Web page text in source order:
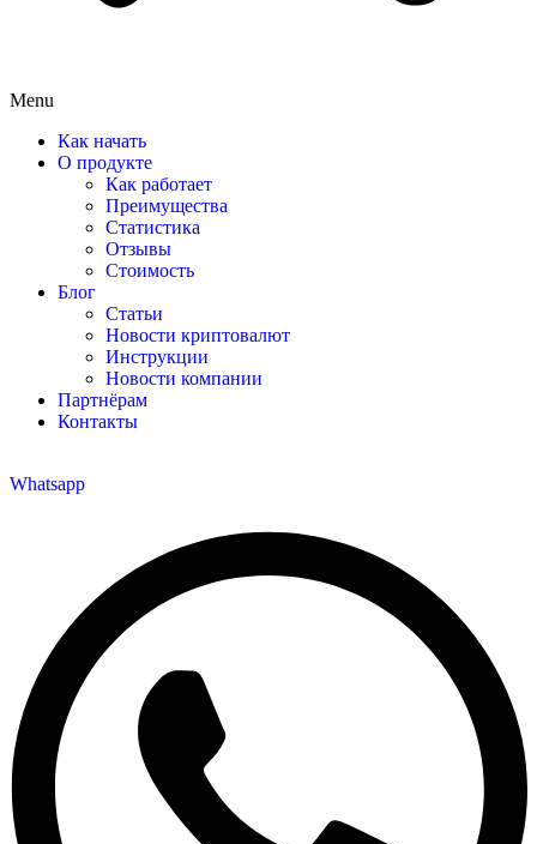
Menu
Как начать
О продукте
Как работает
Преимущества
Статистика
Отзывы
Стоимость
Блог
Статьи
Новости криптовалют
Инструкции
Новости компании
Партнёрам
Контакты
Whatsapp